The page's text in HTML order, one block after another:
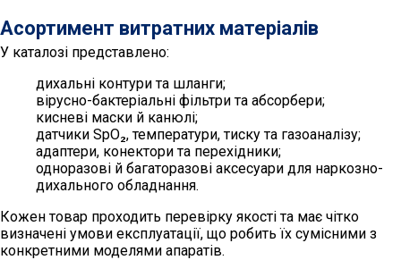
Асортимент витратних матеріалів
У каталозі представлено:
дихальні контури та шланги;
вірусно-бактеріальні фільтри та абсорбери;
кисневі маски й канюлі;
датчики SpO₂, температури, тиску та газоаналізу;
адаптери, конектори та перехідники;
одноразові й багаторазові аксесуари для наркозно-
дихального обладнання.
Кожен товар проходить перевірку якості та має чітко
визначені умови експлуатації, що робить їх сумісними з
конкретними моделями апаратів.